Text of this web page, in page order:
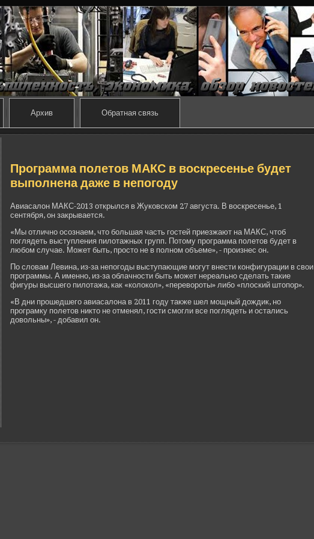
Архив Обратная связь
Программа полетов МАКС в воскресенье буде­т
выполнена даже в непогоду
Авиасалон МАКС-2013 открылся в Жуковском 27 августа. В воскресенье, 1
сентября, он закрывается.
«Мы отлично осознаем, что большая часть гостей приезжают на МАКС, чтоб
погляде­ть выступления пилотажных групп. Потому программа полетов буде­т в
любом случае. Может быть, просто не в полном объеме», - произнес он.
По словам Левина, из-за непогоды выступающие могут внести конфигурации в свои
программы. А именно, из-за облачности быть может нереально сде­лать такие
фигуры высшего пилотажа, как «колокол», «перевороты» либо «плоский штопор».
«В дни прошедшего авиасалона в 2011 году также шел мощный дождик, но
програмку полетов никто не отменял, гости смогли все погляде­ть и остались
довольны», - добавил он.